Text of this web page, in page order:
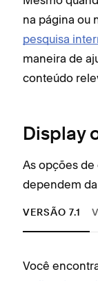
na página ou
pesquisa
maneira de
conteúdo
Display
As opções
dependem da
VERSÃO 7.1
Você